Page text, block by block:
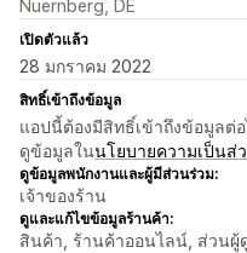
Nuernberg, DE
เปิดตัวแล้ว
28 มกราคม 2022
สิทธิ์เข้าถึงข้อมูล
แอปนี้ต้องมีสิทธิ์เข้าถึงข้อมูลต่
ดูข้อมูลในนโยบายความเป็นส่
ดูข้อมูลพนักงานและผู้มีส่วนร่วม:
เจ้าของร้าน
ดูและแก้ไขข้อมูลร้านค้า:
สินค้า, ร้านค้าออนไลน์, ส่วนผู้